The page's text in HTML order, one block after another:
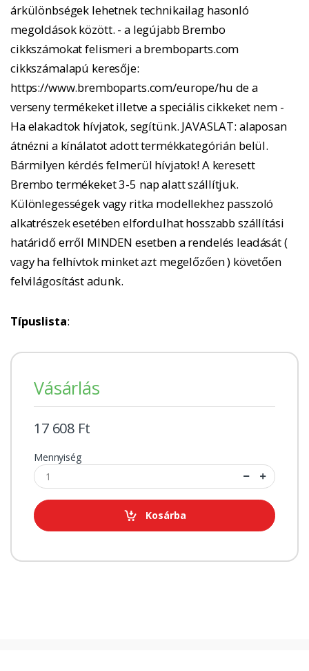
árkülönbségek lehetnek technikailag hasonló
megoldások között. - a legújabb Brembo
cikkszámokat felismeri a bremboparts.com
cikkszámalapú keresője:
https://www.bremboparts.com/europe/hu de a
verseny termékeket illetve a speciális cikkeket nem -
Ha elakadtok hívjatok, segítünk. JAVASLAT: alaposan
átnézni a kínálatot adott termékkategórián belül.
Bármilyen kérdés felmerül hívjatok! A keresett
Brembo termékeket 3-5 nap alatt szállítjuk.
Különlegességek vagy ritka modellekhez passzoló
alkatrészek esetében elfordulhat hosszabb szállítási
határidő erről MINDEN esetben a rendelés leadását (
vagy ha felhívtok minket azt megelőzően ) követően
felvilágosítást adunk.
Típuslista:
Vásárlás
17 608 Ft
Mennyiség
Kosárba